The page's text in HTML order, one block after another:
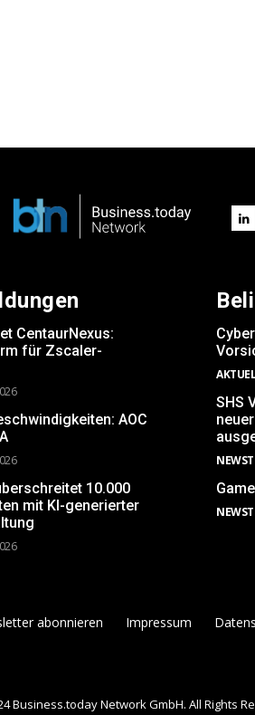
CentaurNexus:
für Zscaler-
AOC
10.000
mit KI-generierter
SHS
abonnieren Impressum
Business.today Network GmbH. All Rights